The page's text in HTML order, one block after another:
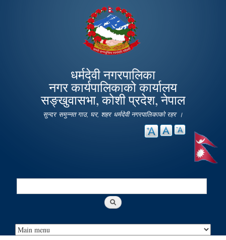
main
content
धर्मदेवी नगरपालिका
नगर कार्यपालिकाको कार्यालय
सङ्खुवासभा, कोशी प्रदेश, नेपाल
सुन्दर समुन्नत गाउ, घर, शहर धर्मदेवी नगरपालिकाको रहर ।
Search